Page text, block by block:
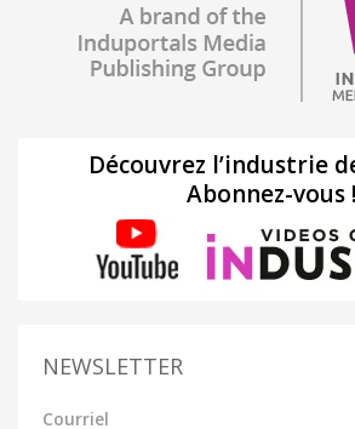
Découvrez l’industrie
Abonnez-vous !
NEWSLETTER
Courriel